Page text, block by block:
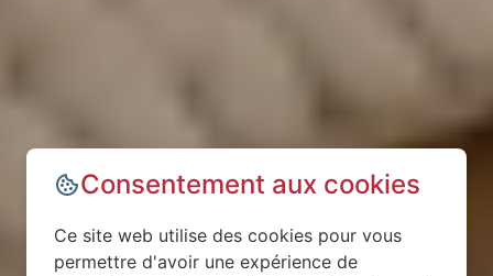
Consentement aux cookies
Ce site web utilise des cookies pour vous
permettre d'avoir une expérience de